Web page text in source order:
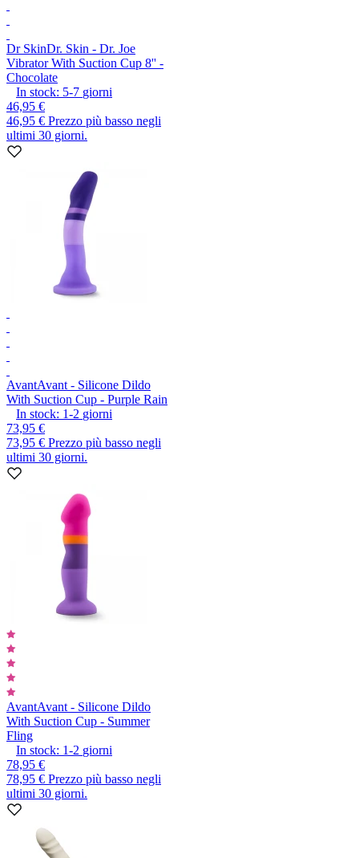
Dr SkinDr. Skin - Dr. Joe
Vibrator With Suction Cup 8'' -
Chocolate
In stock: 5-7 giorni
46,95 €
46,95 € Prezzo più basso negli
ultimi 30 giorni.
AvantAvant - Silicone Dildo
With Suction Cup - Purple Rain
In stock: 1-2 giorni
73,95 €
73,95 € Prezzo più basso negli
ultimi 30 giorni.
AvantAvant - Silicone Dildo
With Suction Cup - Summer
Fling
In stock: 1-2 giorni
78,95 €
78,95 € Prezzo più basso negli
ultimi 30 giorni.